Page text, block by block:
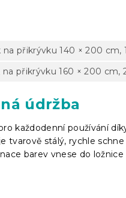
na přikrývku 140 × 200
na přikrývku 160 × 200
údržba
každodenní používání
tvarově stálý, rychle
barev vnese do